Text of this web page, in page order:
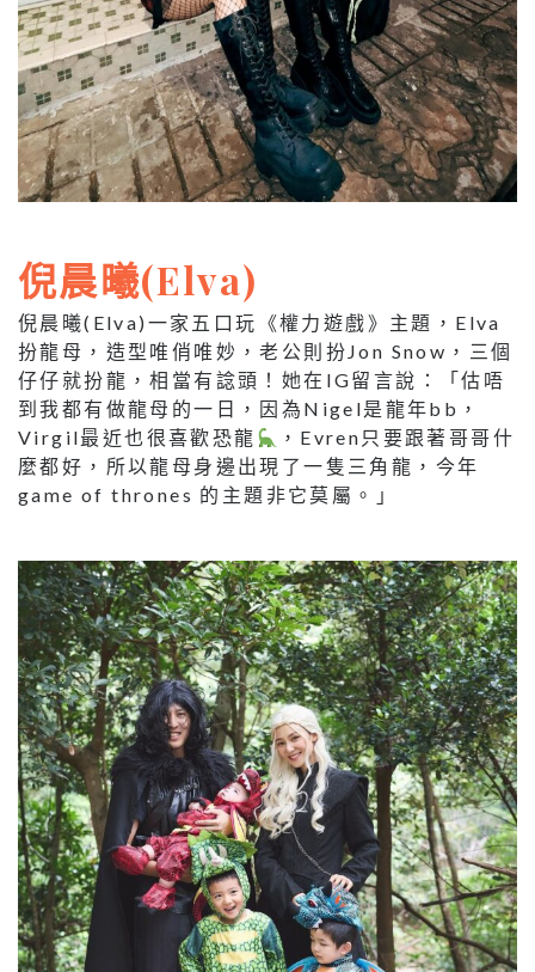
倪晨曦(Elva)
倪晨曦(Elva)一家五口玩《權力遊戲》主題，Elva
扮龍母，造型唯俏唯妙，老公則扮Jon Snow，三個
仔仔就扮龍，相當有諗頭！她在IG留言說：「估唔
到我都有做龍母的一日，因為Nigel是龍年bb，
Virgil最近也很喜歡恐龍
，Evren只要跟著哥哥什
麼都好，所以龍母身邊出現了一隻三角龍，今年
game of thrones 的主題非它莫屬。」